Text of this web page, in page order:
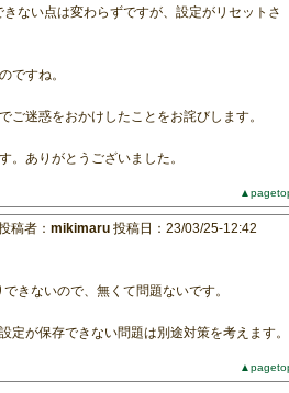
ない点は変わらずですが、設定がリセットさ
ですね。
ご迷惑をおかけしたことをお詫びします。
。ありがとうございました。
稿者： mikimaru 投稿日：23/03/25-12:42
きないので、無くて問題ないです。
定が保存できない問題は別途対策を考えます。